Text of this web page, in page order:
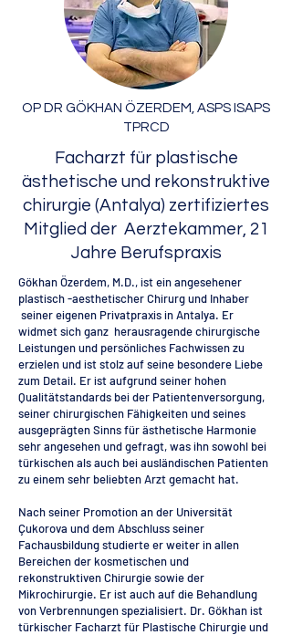
OP DR GÖKHAN ÖZERDEM, ASPS ISAPS
TPRCD
Facharzt für plastische
ästhetische und rekonstruktive
chirurgie (Antalya) zertifiziertes
Mitglied der Aerztekammer, 21
Jahre Berufspraxis
Gökhan Özerdem, M.D., ist ein angesehener
plastisch -aesthetischer Chirurg und Inhaber
seiner eigenen Privatpraxis in Antalya. Er
widmet sich ganz herausragende chirurgische
Leistungen und persönliches Fachwissen zu
erzielen und ist stolz auf seine besondere Liebe
zum Detail. Er ist aufgrund seiner hohen
Qualitätstandards bei der Patientenversorgung,
seiner chirurgischen Fähigkeiten und seines
ausgeprägten Sinns für ästhetische Harmonie
sehr angesehen und gefragt, was ihn sowohl bei
türkischen als auch bei ausländischen Patienten
zu einem sehr beliebten Arzt gemacht hat.
Nach seiner Promotion an der Universität
Çukorova und dem Abschluss seiner
Fachausbildung studierte er weiter in allen
Bereichen der kosmetischen und
rekonstruktiven Chirurgie sowie der
Mikrochirurgie. Er ist auch auf die Behandlung
von Verbrennungen spezialisiert. Dr. Gökhan ist
türkischer Facharzt für Plastische Chirurgie und